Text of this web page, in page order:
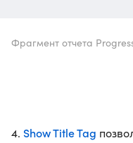
Фрагмент отчета
4. Show Title Tag